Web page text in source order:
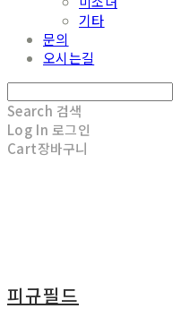
기타
문의
오시는길
Search 검색
Log In 로그인
Cart장바구니
피규필드